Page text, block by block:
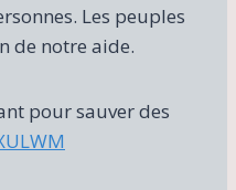
Les peuples
de notre aide.
pour sauver des